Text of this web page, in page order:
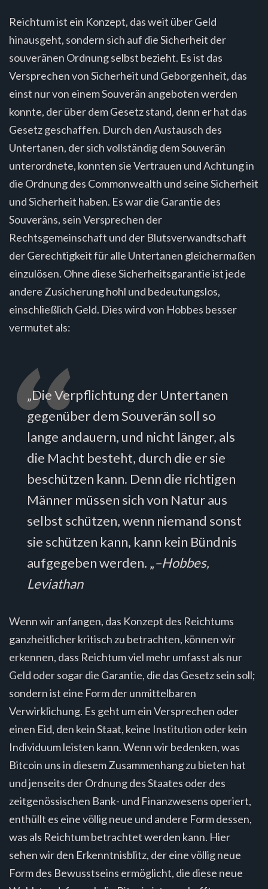
Reichtum ist ein Konzept, das weit über Geld
hinausgeht, sondern sich auf die Sicherheit der
souveränen Ordnung selbst bezieht. Es ist das
Versprechen von Sicherheit und Geborgenheit, das
einst nur von einem Souverän angeboten werden
konnte, der über dem Gesetz stand, denn er hat das
Gesetz geschaffen. Durch den Austausch des
Untertanen, der sich vollständig dem Souverän
unterordnete, konnten sie Vertrauen und Achtung in
die Ordnung des Commonwealth und seine Sicherheit
und Sicherheit haben. Es war die Garantie des
Souveräns, sein Versprechen der
Rechtsgemeinschaft und der Blutsverwandtschaft
der Gerechtigkeit für alle Untertanen gleichermaßen
einzulösen. Ohne diese Sicherheitsgarantie ist jede
andere Zusicherung hohl und bedeutungslos,
einschließlich Geld. Dies wird von Hobbes besser
vermutet als:
„Die Verpflichtung der Untertanen
gegenüber dem Souverän soll so
lange andauern, und nicht länger, als
die Macht besteht, durch die er sie
beschützen kann. Denn die richtigen
Männer müssen sich von Natur aus
selbst schützen, wenn niemand sonst
sie schützen kann, kann kein Bündnis
aufgegeben werden. „–Hobbes,
Leviathan
Wenn wir anfangen, das Konzept des Reichtums
ganzheitlicher kritisch zu betrachten, können wir
erkennen, dass Reichtum viel mehr umfasst als nur
Geld oder sogar die Garantie, die das Gesetz sein soll;
sondern ist eine Form der unmittelbaren
Verwirklichung. Es geht um ein Versprechen oder
einen Eid, den kein Staat, keine Institution oder kein
Individuum leisten kann. Wenn wir bedenken, was
Bitcoin uns in diesem Zusammenhang zu bieten hat
und jenseits der Ordnung des Staates oder des
zeitgenössischen Bank- und Finanzwesens operiert,
enthüllt es eine völlig neue und andere Form dessen,
was als Reichtum betrachtet werden kann. Hier
sehen wir den Erkenntnisblitz, der eine völlig neue
Form des Bewusstseins ermöglicht, die diese neue